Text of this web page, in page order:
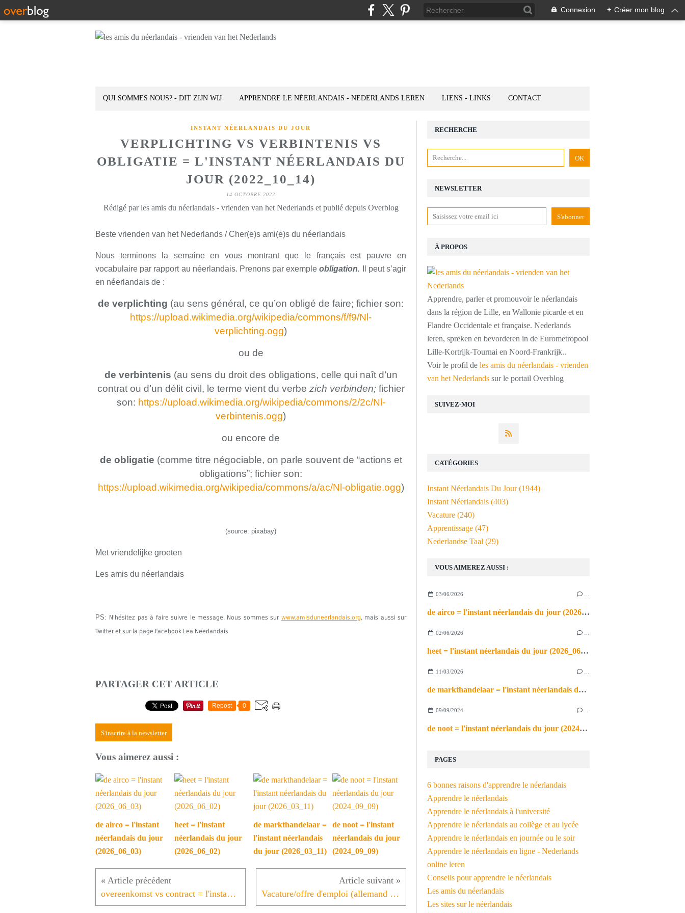
Connexion + Créer mon blog
QUI SOMMES NOUS? - DIT ZIJN WIJ APPRENDRE LE NÉERLANDAIS - NEDERLANDS LEREN LIENS - LINKS CONTACT
INSTANT NÉERLANDAIS DU JOUR
VERPLICHTING VS VERBINTENIS VS
OBLIGATIE = L'INSTANT NÉERLANDAIS DU
JOUR (2022_10_14)
14 OCTOBRE 2022
Rédigé par les amis du néerlandais - vrienden van het Nederlands et publié depuis Overblog
Beste vrienden van het Nederlands / Cher(e)s ami(e)s du néerlandais
Nous terminons la semaine en vous montrant que le français est pauvre en
vocabulaire par rapport au néerlandais. Prenons par exempleobligation.
Il peut s’agir
en néerlandais de :
de verplichting (au sens général, ce qu’on obligé de faire; fichier son:
https://upload.wikimedia.org/wikipedia/commons/f/f9/Nl-
verplichting.ogg)
ou de
de verbintenis (au sens du droit des obligations, celle qui naît d’un
contrat ou d’un délit civil, le terme vient du verbe zich verbinden; fichier
son: https://upload.wikimedia.org/wikipedia/commons/2/2c/Nl-
verbintenis.ogg)
ou encore de
de obligatie (comme titre négociable, on parle souvent de “actions et
obligations”; fichier son:
https://upload.wikimedia.org/wikipedia/commons/a/ac/Nl-obligatie.ogg)
(source: pixabay)
Met vriendelijke groeten
Les amis du néerlandais
PS: N'hésitez pas à faire suivre le message. Nous sommes sur www.amisduneerlandais.org, mais aussi sur
Twitter et sur la page Facebook Lea Neerlandais
PARTAGER CET ARTICLE
Repost 0
S'inscrire à la newsletter
Vous aimerez aussi :
de airco = l'instant
néerlandais du jour
(2026_06_03)
heet = l'instant
néerlandais du jour
(2026_06_02)
de markthandelaar =
l'instant néerlandais
du jour (2026_03_11)
de noot = l'instant
néerlandais du jour
(2024_09_09)
overeenkomst vs contract = l'instant néerlandais du jour (2022_10_13) Vacature/offre d'emploi (allemand et néerlandais)
NEWSLETTER
SUIVEZ-MOI
RECHERCHE
À PROPOS
Apprendre, parler et promouvoir le néerlandais
dans la région de Lille, en Wallonie picarde et en
Flandre Occidentale et française. Nederlands
leren, spreken en bevorderen in de Eurometropool
Lille-Kortrijk-Tournai en Noord-Frankrijk..
Voir le profil de les amis du néerlandais - vrienden
van het Nederlands sur le portail Overblog
VOUS AIMEREZ AUSSI :
03/06/2026
de airco = l'instant néerlandais du jour (2026_06_03)
02/06/2026
heet = l'instant néerlandais du jour (2026_06_02)
11/03/2026
de markthandelaar = l'instant néerlandais du jour (2026_03_11)
09/09/2024
de noot = l'instant néerlandais du jour (2024_09_09)
PAGES
6 bonnes raisons d'apprendre le néerlandais
Apprendre le néerlandais
Apprendre le néerlandais à l'université
Apprendre le néerlandais au collège et au lycée
Apprendre le néerlandais en journée ou le soir
Apprendre le néerlandais en ligne - Nederlands
online leren
Conseils pour apprendre le néerlandais
Les amis du néerlandais
Les sites sur le néerlandais
CATÉGORIES
Instant Néerlandais Du Jour(1944)
Instant Néerlandais (403)
Vacature (240)
Apprentissage (47)
Nederlandse Taal (29)